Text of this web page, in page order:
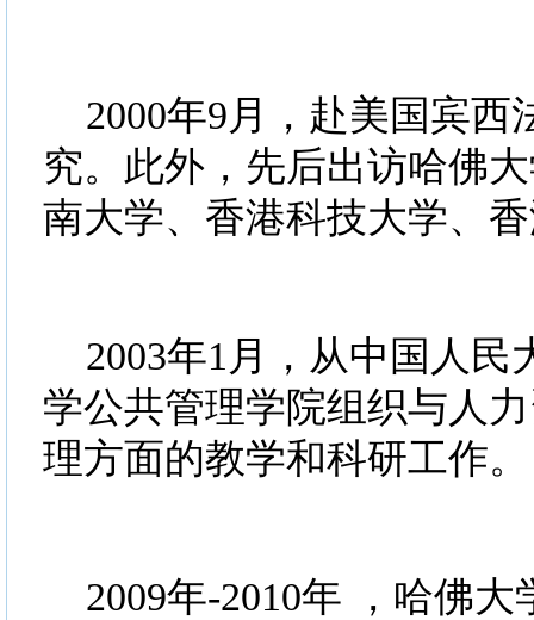
2000年9月，赴美国宾西
究。此外，先后出访哈佛
南大学、香港科技大学、
2003年1月，从中国人民
学公共管理学院组织与人
理方面的教学和科研工作。
2009年-2010年 ，哈佛大